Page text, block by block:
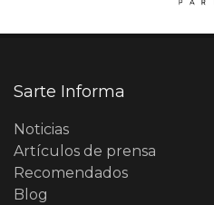
Sarte Informa
Noticias
Artículos de prensa
Recomendados
Blog